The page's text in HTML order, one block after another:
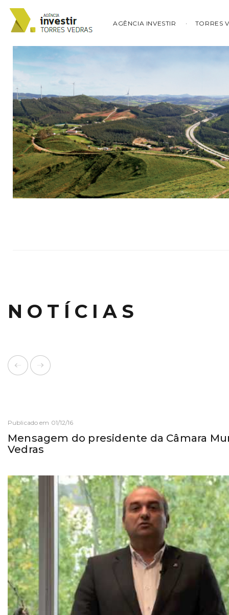
AGÊNCIA INVESTIR TORRES
NOTÍCIAS
Publicado em 01/12/16
Mensagem do presidente da Câmara
Vedras